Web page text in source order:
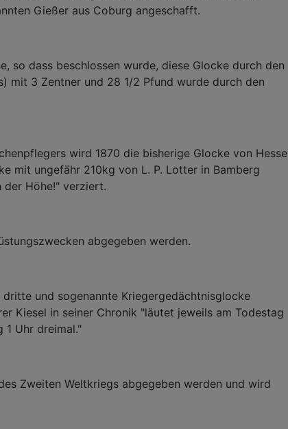
Gießer aus Coburg angeschafft.
so dass beschlossen wurde, diese Glocke durch den
mit 3 Zentner und 28 1/2 Pfund wurde durch den
wird 1870 die bisherige Glocke von Hesse
mit ungefähr 210kg von L. P. Lotter in Bamberg
der Höhe!" verziert.
abgegeben werden.
und sogenannte Kriegergedächtnisglocke
Kiesel in seiner Chronik "läutet jeweils am Todestag
1 Uhr dreimal."
Zweiten Weltkriegs abgegeben werden und wird